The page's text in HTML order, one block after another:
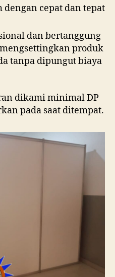
cepat dan tepat
dan bertanggung
produk
tanpa dipungut biaya
dikami minimal DP
pada saat ditempat.